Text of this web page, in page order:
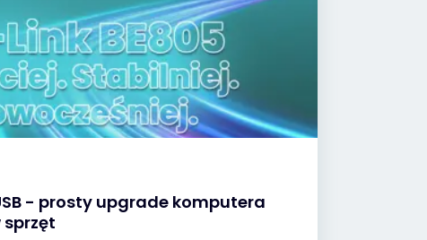
- prosty upgrade komputera
sprzęt